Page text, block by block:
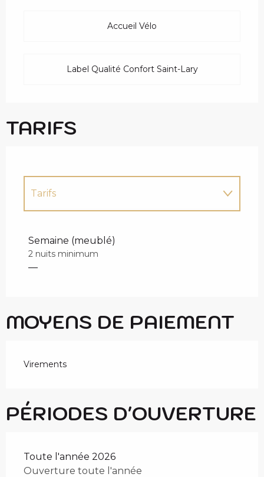
Accueil Vélo
Label Qualité Confort Saint-Lary
TARIFS
Tarifs
Semaine (meublé)
2 nuits minimum
—
MOYENS DE PAIEMENT
Virements
PÉRIODES D'OUVERTURE
Toute l'année 2026
Ouverture toute l'année